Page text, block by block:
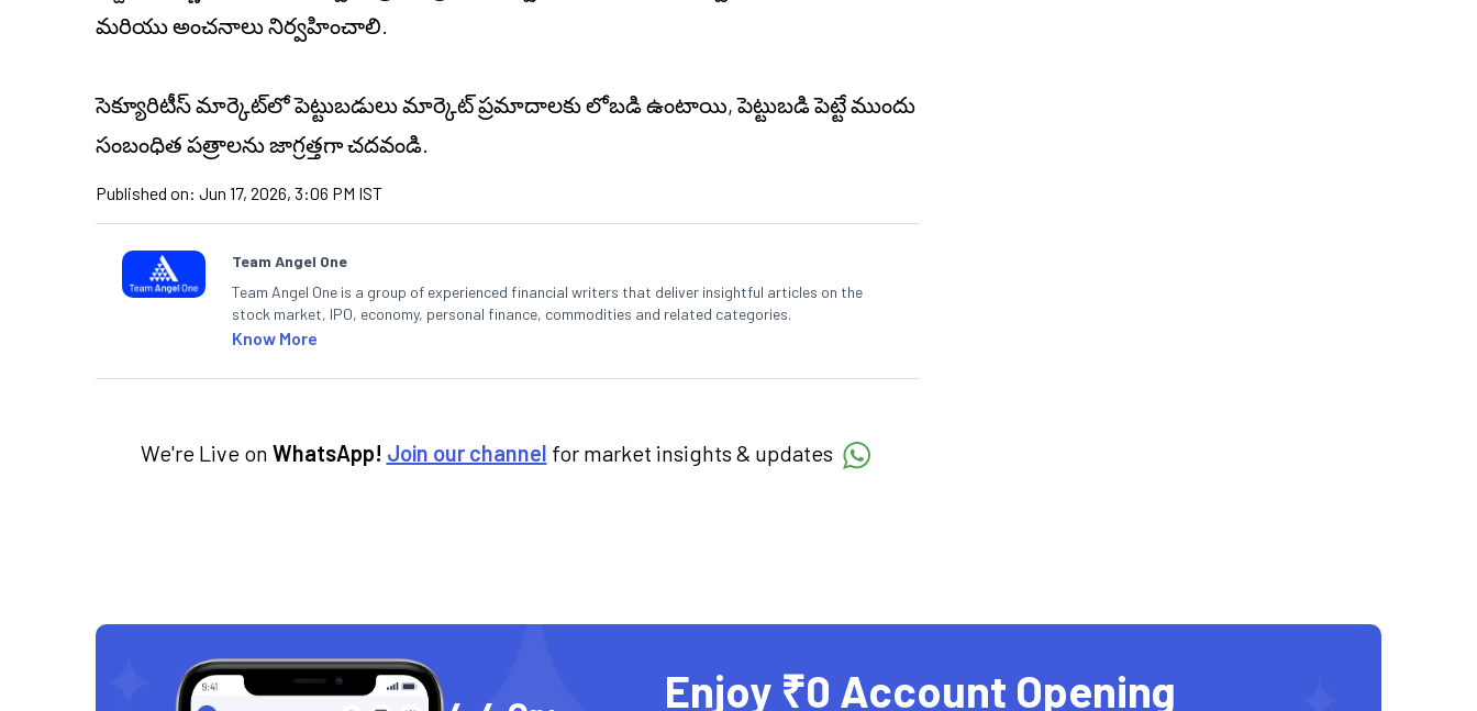
మరియు అంచనాలు నిర్వహించాలి.
సెక్యూరిటీస్ మార్కెట్‌లో పెట్టుబడులు మార్కెట్ ప్రమాదాలకు లోబడి ఉంటాయి, పెట్టుబడి పెట్టే ముందు
సంబంధిత పత్రాలను జాగ్రత్తగా చదవండి.
Published on: Jun 17, 2026, 3:06 PM IST
Team Angel One
Team Angel One is a group of experienced financial writers that deliver insightful articles on the
stock market, IPO, economy, personal finance, commodities and related categories.
Know More
We're Live on WhatsApp! Join our channel for market insights & updates
Enjoy ₹0 Account Opening